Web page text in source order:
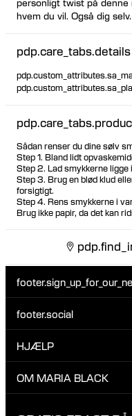
personligt twist på denne
hvem du vil. Også dig selv.
pdp.care_tabs.details
Sådan renser du dine sølv
Step 1. Bland lidt
Step 2. Lad smykkerne
Step 3. Brug en blød klud
forsigtigt.
Step 4. Rens smykkerne i
Brug ikke papir, da det kan
Tilmeld dig vores
nyheder fra Maria Black.
footer.social
INSTAGRAM
TIKTOK
HJÆLP
KUNDESERVICE &
OM MARIA BLACK